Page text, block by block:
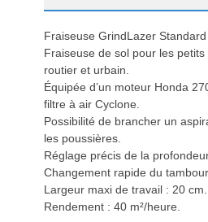
Fraiseuse GrindLazer Standard
Fraiseuse de sol pour les petits
routier et urbain.
Équipée d’un moteur Honda
filtre à air Cyclone.
Possibilité de brancher un
les poussières.
Réglage précis de la
Changement rapide du tambour.
Largeur maxi de travail : 20 cm.
Rendement : 40 m²/heure.